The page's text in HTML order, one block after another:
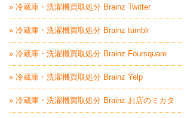
» 冷蔵庫・洗濯機買取処分 Brainz Twitter
» 冷蔵庫・洗濯機買取処分 Brainz tumblr
» 冷蔵庫・洗濯機買取処分 Brainz Foursquare
» 冷蔵庫・洗濯機買取処分 Brainz Yelp
» 冷蔵庫・洗濯機買取処分 Brainz お店のミカタ